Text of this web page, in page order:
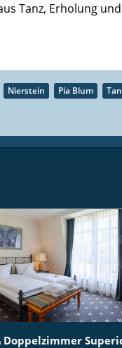
Tanz, Erholung
Nierstein Pia Blum
Doppelzimmer